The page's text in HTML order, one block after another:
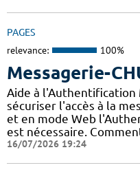
PAGES
relevance: 100%
Messagerie-
Aide à l'Authentification
sécuriser l'accès à la
et en mode Web
est nécessaire.
16/07/2026 19:24